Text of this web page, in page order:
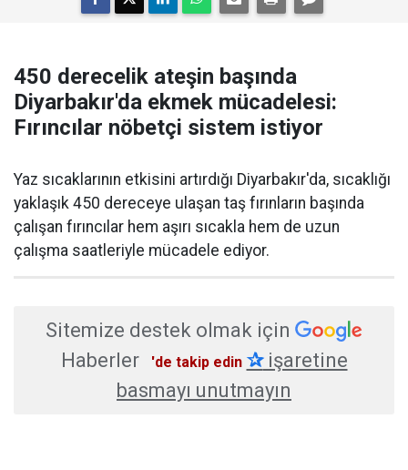
450 derecelik ateşin başında
Diyarbakır'da ekmek mücadelesi:
Fırıncılar nöbetçi sistem istiyor
Yaz sıcaklarının etkisini artırdığı Diyarbakır'da, sıcaklığı
yaklaşık 450 dereceye ulaşan taş fırınların başında
çalışan fırıncılar hem aşırı sıcakla hem de uzun
çalışma saatleriyle mücadele ediyor.
Sitemize destek olmak için
Haberler
'de takip edin ✰işaretine
basmayı unutmayın